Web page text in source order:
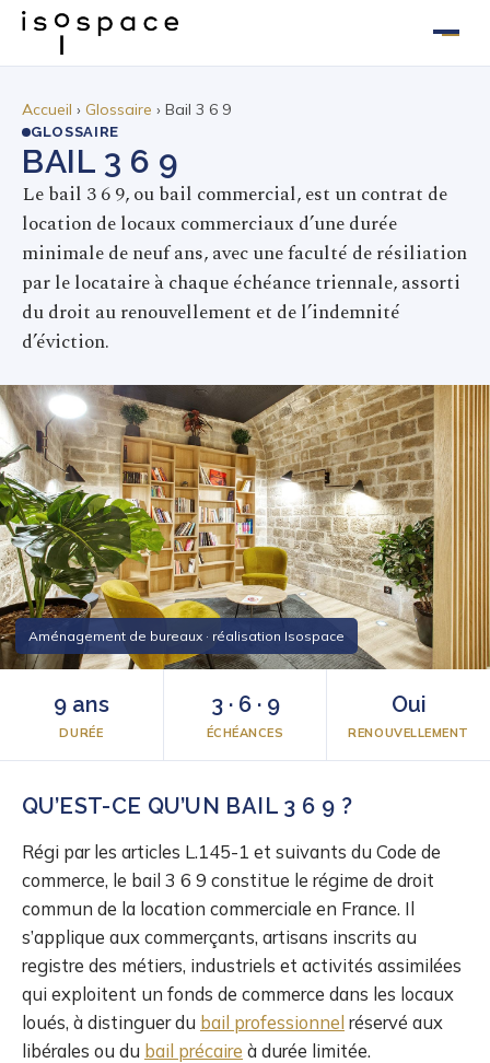
au
contenu
Accueil › Glossaire › Bail 3 6 9
GLOSSAIRE
BAIL 3 6 9
Le bail 3 6 9, ou bail commercial, est un contrat de
location de locaux commerciaux d’une durée
minimale de neuf ans, avec une faculté de résiliation
par le locataire à chaque échéance triennale, assorti
du droit au renouvellement et de l’indemnité
d’éviction.
Aménagement de bureaux · réalisation Isospace
9 ans
DURÉE
3 · 6 · 9
ÉCHÉANCES
Oui
RENOUVELLEMENT
QU’EST-CE QU’UN BAIL 3 6 9 ?
Régi par les articles L.145-1 et suivants du Code de
commerce, le bail 3 6 9 constitue le régime de droit
commun de la location commerciale en France. Il
s’applique aux commerçants, artisans inscrits au
registre des métiers, industriels et activités assimilées
qui exploitent un fonds de commerce dans les locaux
loués, à distinguer du bail professionnel réservé aux
libérales ou du bail précaire à durée limitée.